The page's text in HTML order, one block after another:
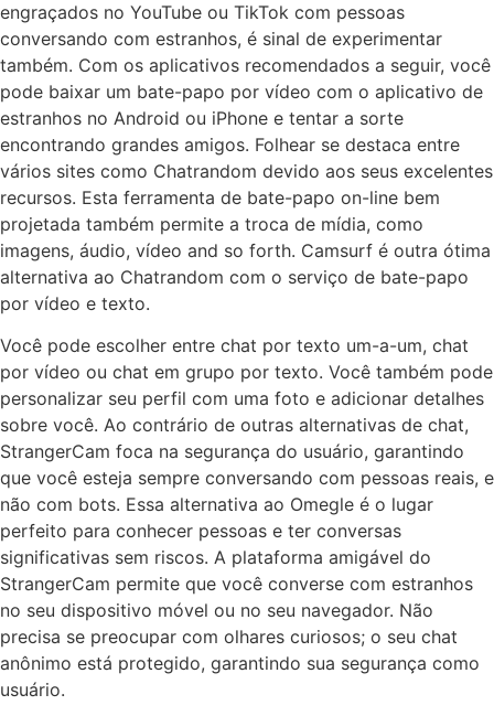
engraçados no YouTube ou TikTok com pessoas
conversando com estranhos, é sinal de experimentar
também. Com os aplicativos recomendados a seguir, você
pode baixar um bate-papo por vídeo com o aplicativo de
estranhos no Android ou iPhone e tentar a sorte
encontrando grandes amigos. Folhear se destaca entre
vários sites como Chatrandom devido aos seus excelentes
recursos. Esta ferramenta de bate-papo on-line bem
projetada também permite a troca de mídia, como
imagens, áudio, vídeo and so forth. Camsurf é outra ótima
alternativa ao Chatrandom com o serviço de bate-papo
por vídeo e texto.
Você pode escolher entre chat por texto um-a-um, chat
por vídeo ou chat em grupo por texto. Você também pode
personalizar seu perfil com uma foto e adicionar detalhes
sobre você. Ao contrário de outras alternativas de chat,
StrangerCam foca na segurança do usuário, garantindo
que você esteja sempre conversando com pessoas reais, e
não com bots. Essa alternativa ao Omegle é o lugar
perfeito para conhecer pessoas e ter conversas
significativas sem riscos. A plataforma amigável do
StrangerCam permite que você converse com estranhos
no seu dispositivo móvel ou no seu navegador. Não
precisa se preocupar com olhares curiosos; o seu chat
anônimo está protegido, garantindo sua segurança como
usuário.